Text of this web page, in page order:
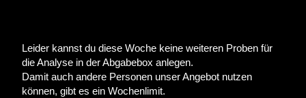
Leider kannst du diese Woche keine weiteren Proben für
die Analyse in der Abgabebox anlegen.
Damit auch andere Personen unser Angebot nutzen
können, gibt es ein Wochenlimit.